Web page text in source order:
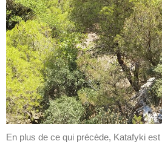
En plus de ce qui précède, Katafyki